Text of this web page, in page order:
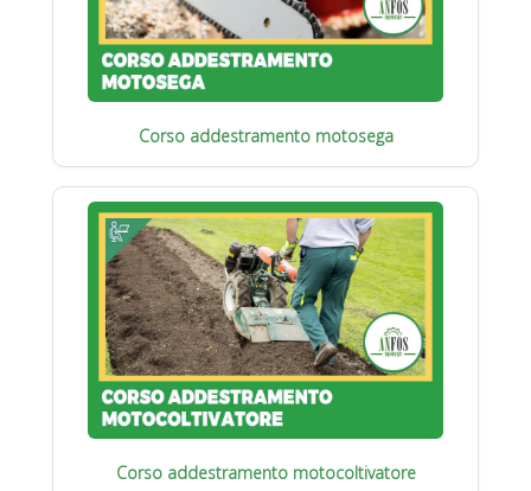
Corso addestramento motosega
Corso addestramento motocoltivatore